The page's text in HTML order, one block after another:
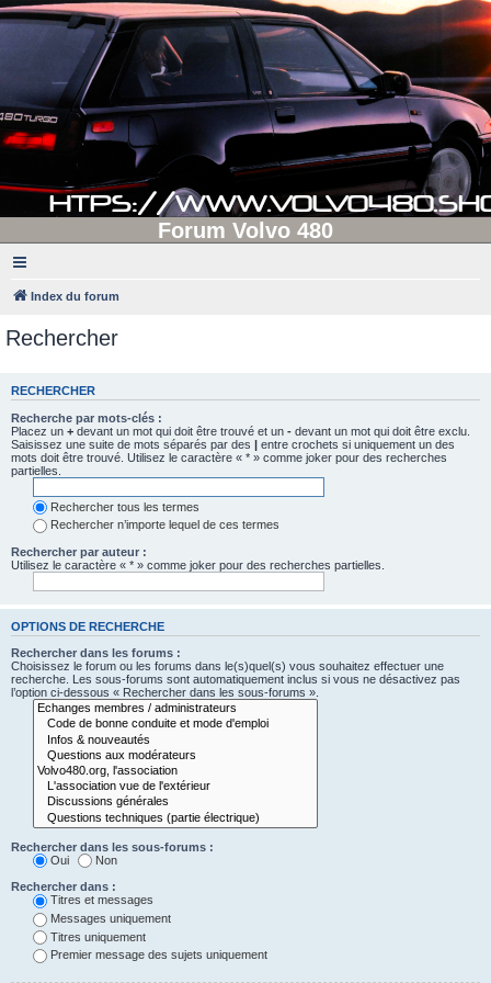
Forum Volvo 480
Index du forum
Rechercher
RECHERCHER
Recherche par mots-clés :
Placez un + devant un mot qui doit être trouvé et un - devant un mot qui doit être exclu.
Saisissez une suite de mots séparés par des | entre crochets si uniquement un des
mots doit être trouvé. Utilisez le caractère « * » comme joker pour des recherches
partielles.
Rechercher tous les termes
Rechercher n’importe lequel de ces termes
Rechercher par auteur :
Utilisez le caractère « * » comme joker pour des recherches partielles.
OPTIONS DE RECHERCHE
Rechercher dans les forums :
Choisissez le forum ou les forums dans le(s)quel(s) vous souhaitez effectuer une
recherche. Les sous-forums sont automatiquement inclus si vous ne désactivez pas
l’option ci-dessous « Rechercher dans les sous-forums ».
Rechercher dans les sous-forums :
Oui
Non
Rechercher dans :
Titres et messages
Messages uniquement
Titres uniquement
Premier message des sujets uniquement